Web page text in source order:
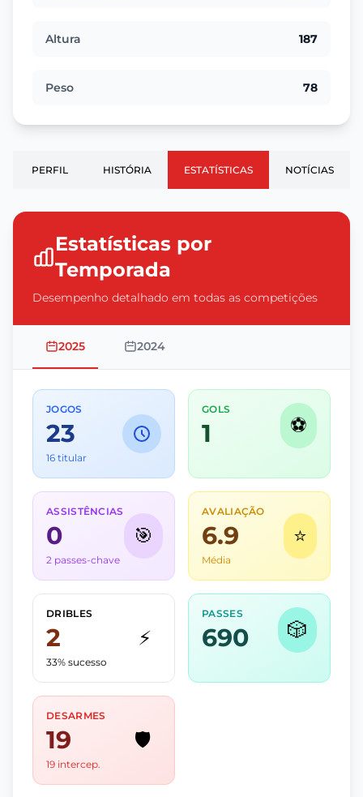
Altura 187
Peso 78
PERFIL HISTÓRIA ESTATÍSTICAS NOTÍCIAS
Estatísticas por
Temporada
Desempenho detalhado em todas as competições
2025 2024
JOGOS
23
16 titular
GOLS
1 ⚽
ASSISTÊNCIAS
0
2 passes-chave
🎯
AVALIAÇÃO
6.9
Média
⭐
DRIBLES
2
33% sucesso
⚡
PASSES
690 🎲
DESARMES
19
19 intercep.
🛡️